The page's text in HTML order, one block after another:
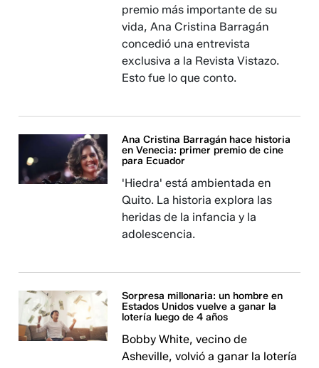
premio más importante de su
vida, Ana Cristina Barragán
concedió una entrevista
exclusiva a la Revista Vistazo.
Esto fue lo que conto.
Ana Cristina Barragán hace historia
en Venecia: primer premio de cine
para Ecuador
'Hiedra' está ambientada en
Quito. La historia explora las
heridas de la infancia y la
adolescencia.
Sorpresa millonaria: un hombre en
Estados Unidos vuelve a ganar la
lotería luego de 4 años
Bobby White, vecino de
Asheville, volvió a ganar la lotería